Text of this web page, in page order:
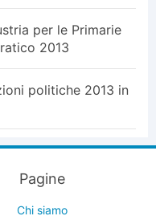
per le Primarie
2013
politiche 2013 in
Pagine
Chi siamo